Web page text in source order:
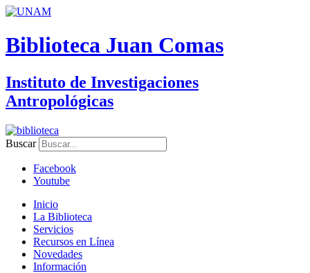
Biblioteca Juan Comas
Instituto de Investigaciones
Antropológicas
Buscar
Facebook
Youtube
Inicio
La Biblioteca
Servicios
Recursos en Línea
Novedades
Información